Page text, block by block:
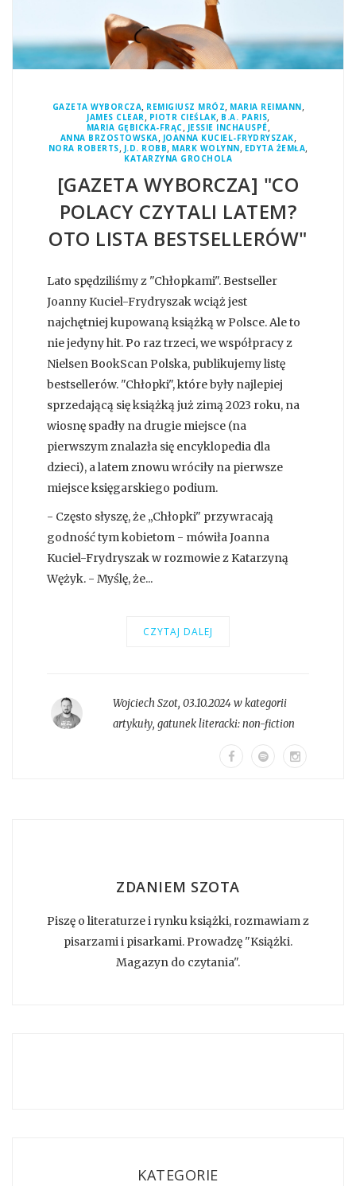
GAZETA WYBORCZA, REMIGIUSZ MRÓZ, MARIA REIMANN,
JAMES CLEAR, PIOTR CIEŚLAK, B.A. PARIS,
MARIA GĘBICKA-FRĄC, JESSIE INCHAUSPÉ,
ANNA BRZOSTOWSKA, JOANNA KUCIEL-FRYDRYSZAK,
NORA ROBERTS, J.D. ROBB, MARK WOLYNN, EDYTA ŻEMŁA,
KATARZYNA GROCHOLA
[GAZETA WYBORCZA] "CO
POLACY CZYTALI LATEM?
OTO LISTA BESTSELLERÓW"
Lato spędziliśmy z "Chłopkami". Bestseller
Joanny Kuciel-Frydryszak wciąż jest
najchętniej kupowaną książką w Polsce. Ale to
nie jedyny hit. Po raz trzeci, we współpracy z
Nielsen BookScan Polska, publikujemy listę
bestsellerów. "Chłopki", które były najlepiej
sprzedającą się książką już zimą 2023 roku, na
wiosnę spadły na drugie miejsce (na
pierwszym znalazła się encyklopedia dla
dzieci), a latem znowu wróciły na pierwsze
miejsce księgarskiego podium.
- Często słyszę, że „Chłopki" przywracają
godność tym kobietom - mówiła Joanna
Kuciel-Frydryszak w rozmowie z Katarzyną
Wężyk. - Myślę, że...
CZYTAJ DALEJ
Wojciech Szot, 03.10.2024 w kategorii
artykuły, gatunek literacki:non-fiction
ZDANIEM SZOTA
Piszę o literaturze i rynku książki, rozmawiam z
pisarzami i pisarkami. Prowadzę "Książki.
Magazyn do czytania".
KATEGORIE